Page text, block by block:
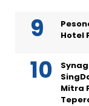
Hotel
Mitra